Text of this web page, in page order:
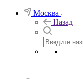
Москва
Назад